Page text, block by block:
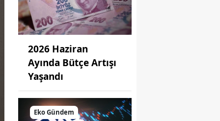
2026 Haziran
Ayında Bütçe Artışı
Yaşandı
Eko Gündem